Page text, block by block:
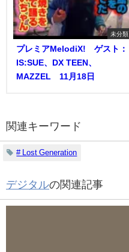
未分類
プレミアMelodiX! ゲスト：
IS:SUE、DX TEEN、
MAZZEL 11月18日
関連キーワード
# Lost Generation
デジタルの関連記事